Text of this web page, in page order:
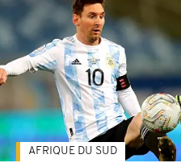
AFRIQUE DU SUD